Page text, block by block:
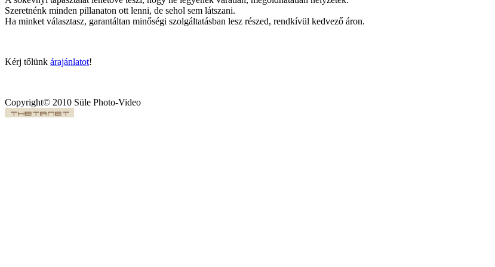
Szeretnénk minden pillanaton ott lenni, de sehol sem látszani.
Ha minket választasz, garantáltan minőségi szolgáltatásban lesz részed, rendkívül kedvező áron.
Kérj tőlünk árajánlatot!
Copyright© 2010 Süle Photo-Video